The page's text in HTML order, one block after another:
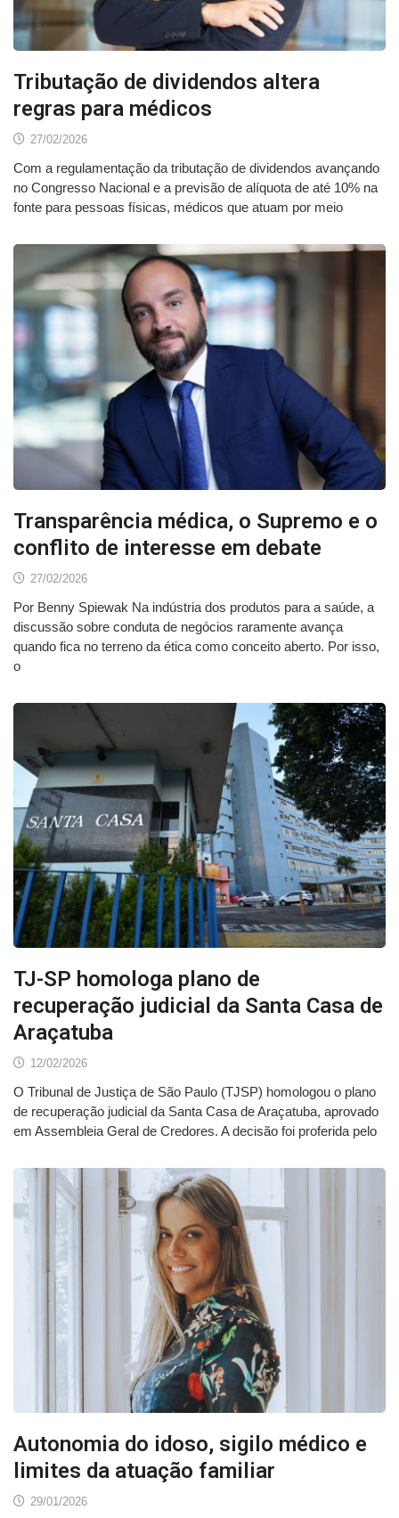
Tributação de dividendos altera
regras para médicos
27/02/2026
Com a regulamentação da tributação de dividendos avançando
no Congresso Nacional e a previsão de alíquota de até 10% na
fonte para pessoas físicas, médicos que atuam por meio
Transparência médica, o Supremo e o
conflito de interesse em debate
27/02/2026
Por Benny Spiewak Na indústria dos produtos para a saúde, a
discussão sobre conduta de negócios raramente avança
quando fica no terreno da ética como conceito aberto. Por isso,
o
TJ-SP homologa plano de
recuperação judicial da Santa Casa de
Araçatuba
12/02/2026
O Tribunal de Justiça de São Paulo (TJSP) homologou o plano
de recuperação judicial da Santa Casa de Araçatuba, aprovado
em Assembleia Geral de Credores. A decisão foi proferida pelo
Autonomia do idoso, sigilo médico e
limites da atuação familiar
29/01/2026